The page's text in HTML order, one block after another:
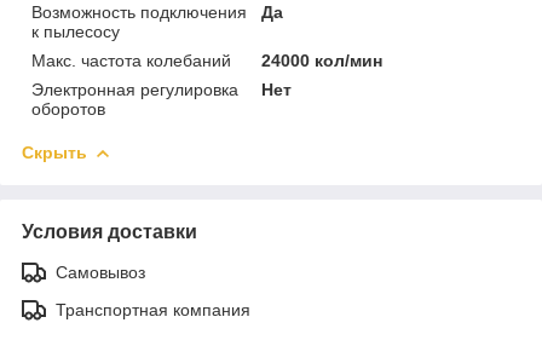
Возможность подключения
к пылесосу
Да
Макс. частота колебаний
24000 кол/мин
Электронная регулировка
оборотов
Нет
Скрыть
Условия доставки
Самовывоз
Транспортная компания